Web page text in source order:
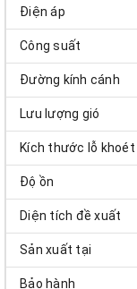
Điện áp
Công suất
Đường kính cánh
Lưu lượng gió
Kích thước lỗ khoét
Độ ồn
Diện tích đề xuất
Sản xuất tại
Bảo hành